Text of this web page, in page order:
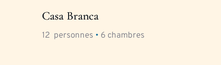
Casa Branca
12
  personnes
• 6 chambres